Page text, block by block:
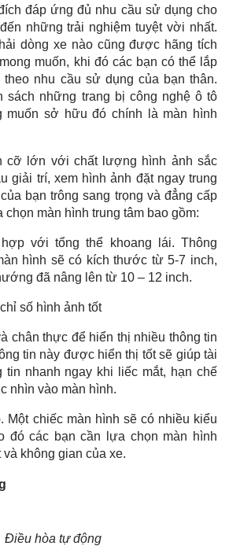
đáp ứng đủ nhu cầu sử dụng cho
những trải nghiệm tuyệt vời nhất.
dòng xe nào cũng được hãng tích
muốn, khi đó các bạn có thể lắp
theo nhu cầu sử dụng của bạn thân.
sách những trang bị công nghệ ô tô
muốn sở hữu đó chính là màn hình
cỡ lớn với chất lượng hình ảnh sắc
giải trí, xem hình ảnh đặt ngay trung
bạn trông sang trọng và đẳng cấp
màn hình trung tâm bao gồm:
với tổng thể khoang lái. Thông
hình sẽ có kích thước từ 5-7 inch,
đã nâng lên từ 10 – 12 inch.
số hình ảnh tốt
chân thực để hiển thị nhiều thông tin
tin này được hiển thị tốt sẽ giúp tài
tin nhanh ngay khi liếc mắt, hạn chế
nhìn vào màn hình.
Một chiếc màn hình sẽ có nhiều kiểu
đó các bạn cần lựa chọn màn hình
không gian của xe.
Điều hòa tự động